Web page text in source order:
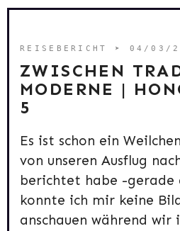
REISEBERICHT ➤ 04/03/
ZWISCHEN
MODERNE |
5
Es ist schon ein
von unseren Ausflug
berichtet habe -gerade
konnte ich mir keine
anschauen während wir